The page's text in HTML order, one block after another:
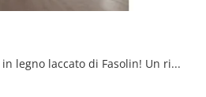
Ecco qui l'armadio Lady in legno laccato di Fasolin! Un ricco catalogo di armadi a muro con ante scorrevoli.